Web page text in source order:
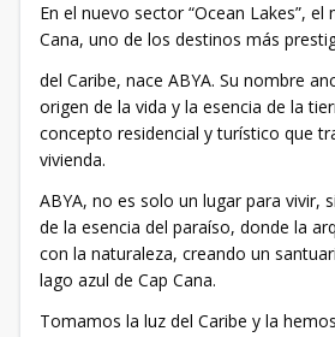
En el nuevo sector “Ocean Lakes”, el
Cana, uno de los destinos más
del Caribe, nace ABYA. Su nombre
origen de la vida y la esencia de la
concepto residencial y turístico que
vivienda.
ABYA, no es solo un lugar para vivir,
de la esencia del paraíso, donde la
con la naturaleza, creando un
lago azul de Cap Cana.
Tomamos la luz del Caribe y la